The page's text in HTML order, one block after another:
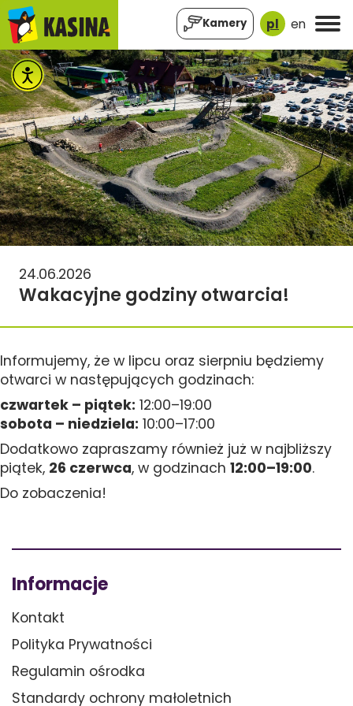
Kamery pl en
24.06.2026
Wakacyjne godziny otwarcia!
Informujemy, że w lipcu oraz sierpniu będziemy
otwarci w następujących godzinach:
czwartek – piątek: 12:00–19:00
sobota – niedziela: 10:00–17:00
Dodatkowo zapraszamy również już w najbliższy
piątek, 26 czerwca, w godzinach 12:00–19:00.
Do zobaczenia!
Informacje
Kontakt
Polityka Prywatności
Regulamin ośrodka
Standardy ochrony małoletnich